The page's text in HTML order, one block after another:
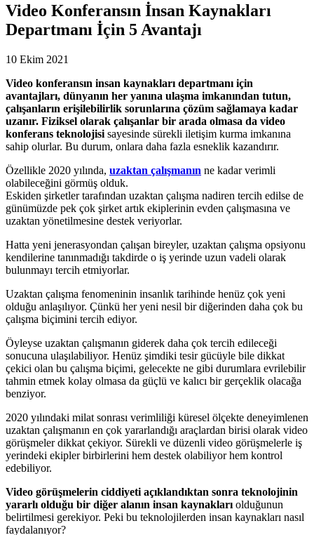
Video Konferansın İnsan Kaynakları
Departmanı İçin 5 Avantajı
10 Ekim 2021
Video konferansın insan kaynakları departmanı için
avantajları, dünyanın her yanına ulaşma imkanından tutun,
çalışanların erişilebilirlik sorunlarına çözüm sağlamaya kadar
uzanır. Fiziksel olarak çalışanlar bir arada olmasa da video
konferans teknolojisi sayesinde sürekli iletişim kurma imkanına
sahip olurlar. Bu durum, onlara daha fazla esneklik kazandırır.
Özellikle 2020 yılında, uzaktan çalışmanın ne kadar verimli
olabileceğini görmüş olduk.
Eskiden şirketler tarafından uzaktan çalışma nadiren tercih edilse de
günümüzde pek çok şirket artık ekiplerinin evden çalışmasına ve
uzaktan yönetilmesine destek veriyorlar.
Hatta yeni jenerasyondan çalışan bireyler, uzaktan çalışma opsiyonu
kendilerine tanınmadığı takdirde o iş yerinde uzun vadeli olarak
bulunmayı tercih etmiyorlar.
Uzaktan çalışma fenomeninin insanlık tarihinde henüz çok yeni
olduğu anlaşılıyor. Çünkü her yeni nesil bir diğerinden daha çok bu
çalışma biçimini tercih ediyor.
Öyleyse uzaktan çalışmanın giderek daha çok tercih edileceği
sonucuna ulaşılabiliyor. Henüz şimdiki tesir gücüyle bile dikkat
çekici olan bu çalışma biçimi, gelecekte ne gibi durumlara evrilebilir
tahmin etmek kolay olmasa da güçlü ve kalıcı bir gerçeklik olacağa
benziyor.
2020 yılındaki milat sonrası verimliliği küresel ölçekte deneyimlenen
uzaktan çalışmanın en çok yararlandığı araçlardan birisi olarak video
görüşmeler dikkat çekiyor. Sürekli ve düzenli video görüşmelerle iş
yerindeki ekipler birbirlerini hem destek olabiliyor hem kontrol
edebiliyor.
Video görüşmelerin ciddiyeti açıklandıktan sonra teknolojinin
yararlı olduğu bir diğer alanın insan kaynakları olduğunun
belirtilmesi gerekiyor. Peki bu teknolojilerden insan kaynakları nasıl
faydalanıyor?